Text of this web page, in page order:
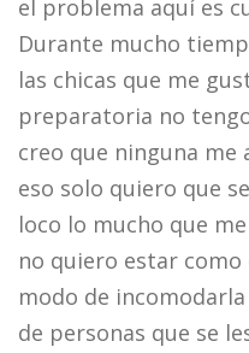
el problema aquí es
Durante mucho
las chicas que me
preparatoria no
creo que ninguna me
eso solo quiero que
loco lo mucho que
no quiero estar
modo de
de personas que se